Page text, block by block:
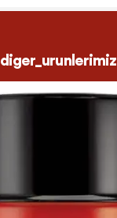
diger_urunlerimiz